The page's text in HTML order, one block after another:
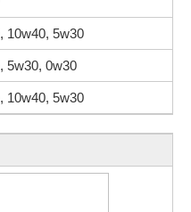
10w40, 5w30
5w30, 0w30
10w40, 5w30